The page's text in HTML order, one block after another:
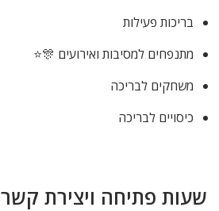
בריכות פעילות
מתנפחים למסיבות ואירועים 🎊⭐
משחקים לבריכה
כיסויים לבריכה
שעות פתיחה ויצירת קשר